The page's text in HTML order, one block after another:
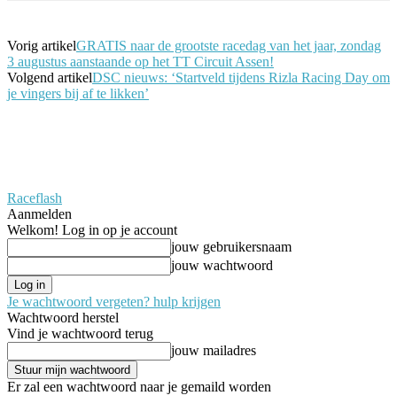
Vorig artikelGRATIS naar de grootste racedag van het jaar, zondag
3 augustus aanstaande op het TT Circuit Assen!
Volgend artikelDSC nieuws: ‘Startveld tijdens Rizla Racing Day om
je vingers bij af te likken’
Raceflash
Aanmelden
Welkom! Log in op je account
jouw gebruikersnaam
jouw wachtwoord
Je wachtwoord vergeten? hulp krijgen
Wachtwoord herstel
Vind je wachtwoord terug
jouw mailadres
Er zal een wachtwoord naar je gemaild worden